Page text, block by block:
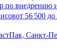
по внедрению
от 56 500 до
Санкт-